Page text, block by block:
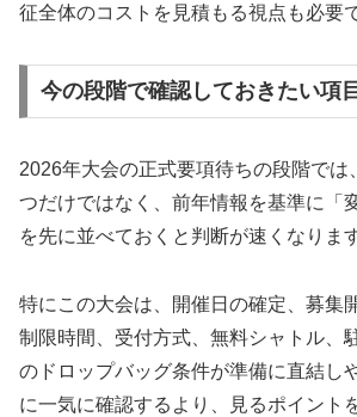
征全体のコストを見積もる視点も必要
今の段階で確認しておきたい項目
2026年大会の正式要項待ちの段階では
つだけではなく、前年情報を基準に「
を先に並べておくと判断が速くなります
特にこの大会は、開催日の確定、募集
制限時間、受付方式、無料シャトル、
のドロップバッグ条件が準備に直結し
に一気に確認するより、見るポイント